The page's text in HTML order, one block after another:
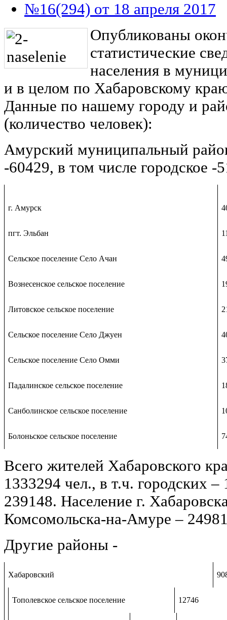
№16(294) от 18 апреля 2017
Опубликованы
статистические
населения в
и в целом по Хабаровскому
Данные по нашему городу и
(количество человек):
Амурский муниципальный
-60429, в том числе городское -
г. Амурск
пгт. Эльбан
Сельское поселение Село Ачан
Вознесенское сельское поселение
Литовское сельское поселение
Сельское поселение Село Джуен
Сельское поселение Село Омми
Падалинское сельское поселение
Санболинское сельское поселение
Болоньское сельское поселение
Всего жителей Хабаровского
1333294 чел., в т.ч. городских –
239148. Население г.
Комсомольска-на-Амуре –
Другие районы -
Хабаровский
Тополевское сельское поселение 12746